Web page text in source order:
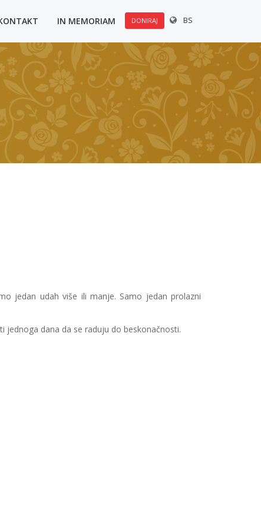
DONIRAJ BS
IN MEMORIAM
jedan udah više ili manje. Samo jedan prolazni
jednoga dana da se raduju do beskonačnosti.